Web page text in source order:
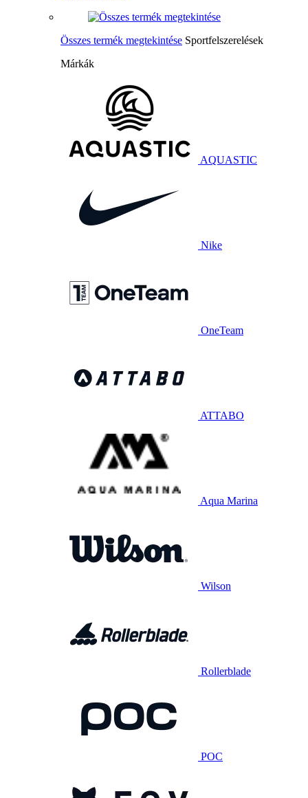
Összes termék megtekintése Sportfelszerelések
Márkák
AQUASTIC
Nike
OneTeam
ATTABO
Aqua Marina
Wilson
Rollerblade
POC